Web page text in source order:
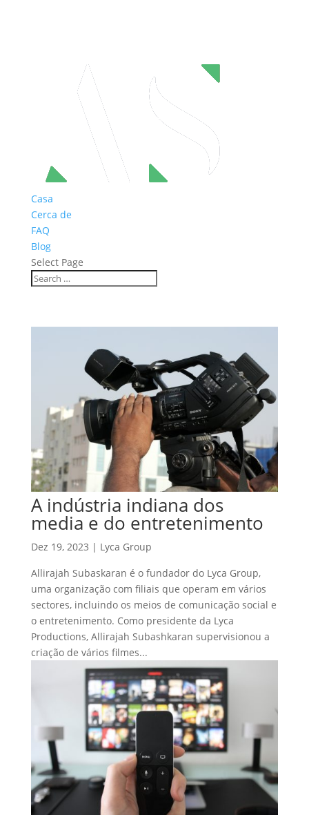
Casa
Cerca de
FAQ
Blog
Select Page
A indústria indiana dos
media e do entretenimento
Dez 19, 2023 | Lyca Group
Allirajah Subaskaran é o fundador do Lyca Group,
uma organização com filiais que operam em vários
sectores, incluindo os meios de comunicação social e
o entretenimento. Como presidente da Lyca
Productions, Allirajah Subashkaran supervisionou a
criação de vários filmes...